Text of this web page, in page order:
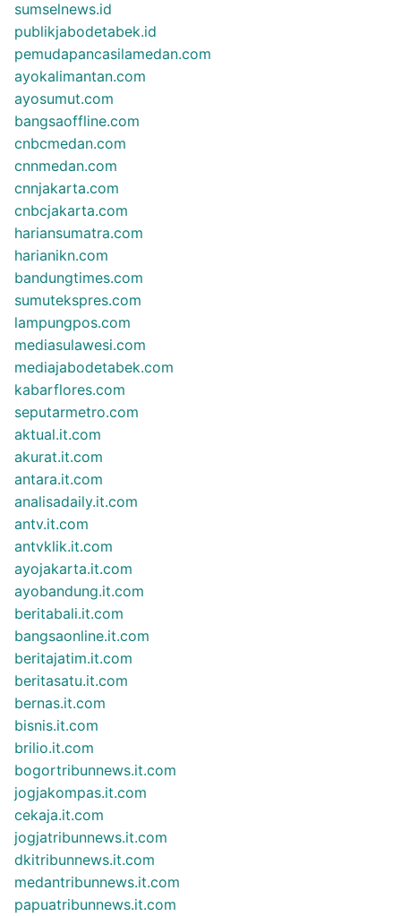
sumselnews.id
publikjabodetabek.id
pemudapancasilamedan.com
ayokalimantan.com
ayosumut.com
bangsaoffline.com
cnbcmedan.com
cnnmedan.com
cnnjakarta.com
cnbcjakarta.com
hariansumatra.com
harianikn.com
bandungtimes.com
sumutekspres.com
lampungpos.com
mediasulawesi.com
mediajabodetabek.com
kabarflores.com
seputarmetro.com
aktual.it.com
akurat.it.com
antara.it.com
analisadaily.it.com
antv.it.com
antvklik.it.com
ayojakarta.it.com
ayobandung.it.com
beritabali.it.com
bangsaonline.it.com
beritajatim.it.com
beritasatu.it.com
bernas.it.com
bisnis.it.com
brilio.it.com
bogortribunnews.it.com
jogjakompas.it.com
cekaja.it.com
jogjatribunnews.it.com
dkitribunnews.it.com
medantribunnews.it.com
papuatribunnews.it.com